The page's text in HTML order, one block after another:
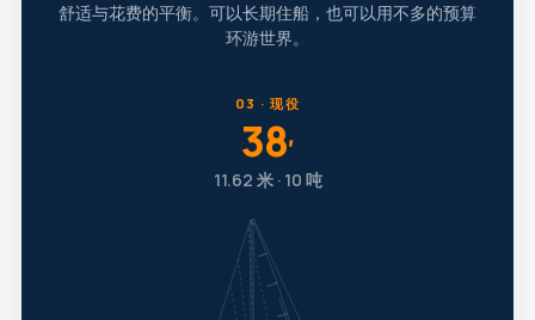
舒适与花费的平衡。可以长期住船，也可以用不多的预算
环游世界。
03 · 现役
38′
11.62 米 · 10 吨